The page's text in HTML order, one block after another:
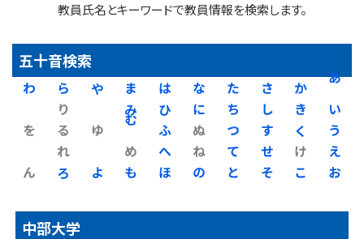
教員氏名とキーワードで教員情報を検索します。
五十音検索
あ
い
う
え
お
か
き
く
け
こ
さ
し
す
せ
そ
た
ち
つ
て
と
な
に
ぬ
ね
の
は
ひ
ふ
へ
ほ
ま
み
む
め
も
や
ゆ
よ
ら
り
る
れ
ろ
わ
を
ん
中部大学